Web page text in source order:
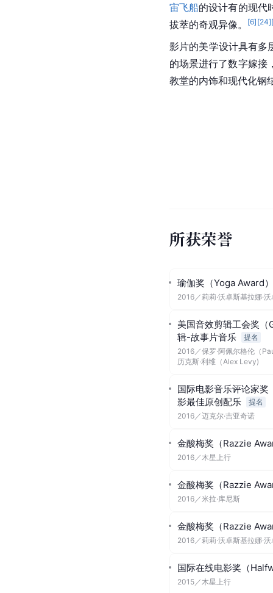
宙飞船的设计有的现代
拔萃的奇观异像。
[6] [24]
影片的美学设计具有多
的场景进行了数字嫁接
教堂的内饰和现代化钢
所获荣誉
瑜伽奖（Yoga Award）
2016 ／ 莉莉·沃卓斯基拉娜·
美国音效剪辑工会奖
辑-故事片音乐
提名
2016 ／保罗·阿佩尔格伦（
历克斯·利维（Alex Levy)
国际电影音乐评论家
影最佳原创配乐
提名
2016 ／迈克尔·吉亚奇诺
金酸梅奖（Razzie
2016 ／ 木星上行
金酸梅奖（Razzie
2016 ／米拉·库尼斯
金酸梅奖（Razzie
2016 ／ 莉莉·沃卓斯基拉娜·
国际在线电影奖（
2015 ／ 木星上行